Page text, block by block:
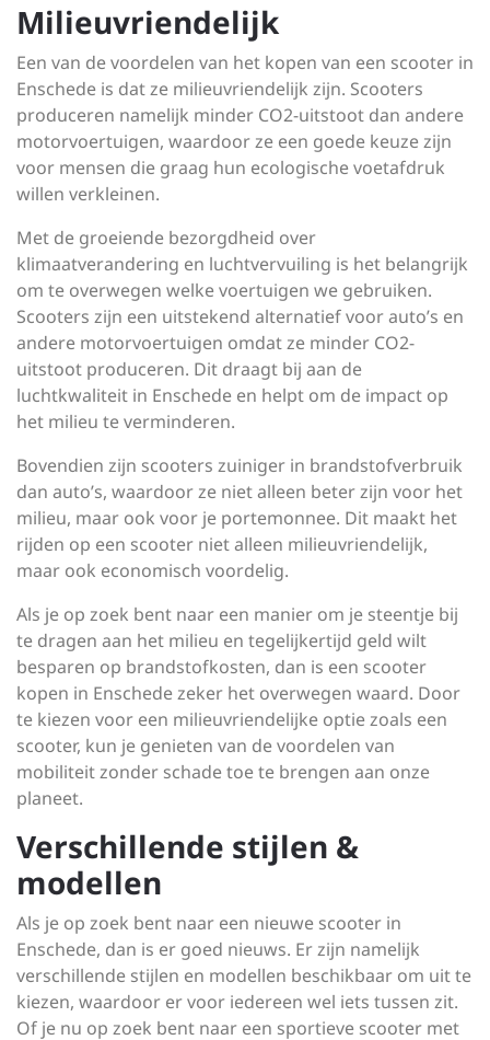
Milieuvriendelijk
Een van de voordelen van het kopen van een scooter in
Enschede is dat ze milieuvriendelijk zijn. Scooters
produceren namelijk minder CO2-uitstoot dan andere
motorvoertuigen, waardoor ze een goede keuze zijn
voor mensen die graag hun ecologische voetafdruk
willen verkleinen.
Met de groeiende bezorgdheid over
klimaatverandering en luchtvervuiling is het belangrijk
om te overwegen welke voertuigen we gebruiken.
Scooters zijn een uitstekend alternatief voor auto’s en
andere motorvoertuigen omdat ze minder CO2-
uitstoot produceren. Dit draagt bij aan de
luchtkwaliteit in Enschede en helpt om de impact op
het milieu te verminderen.
Bovendien zijn scooters zuiniger in brandstofverbruik
dan auto’s, waardoor ze niet alleen beter zijn voor het
milieu, maar ook voor je portemonnee. Dit maakt het
rijden op een scooter niet alleen milieuvriendelijk,
maar ook economisch voordelig.
Als je op zoek bent naar een manier om je steentje bij
te dragen aan het milieu en tegelijkertijd geld wilt
besparen op brandstofkosten, dan is een scooter
kopen in Enschede zeker het overwegen waard. Door
te kiezen voor een milieuvriendelijke optie zoals een
scooter, kun je genieten van de voordelen van
mobiliteit zonder schade toe te brengen aan onze
planeet.
Verschillende stijlen &
modellen
Als je op zoek bent naar een nieuwe scooter in
Enschede, dan is er goed nieuws. Er zijn namelijk
verschillende stijlen en modellen beschikbaar om uit te
kiezen, waardoor er voor iedereen wel iets tussen zit.
Of je nu op zoek bent naar een sportieve scooter met